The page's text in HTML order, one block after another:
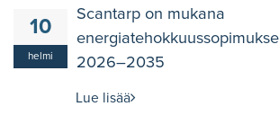
10
helmi
Scantarp on mukana
2026–2035
Lue lisää